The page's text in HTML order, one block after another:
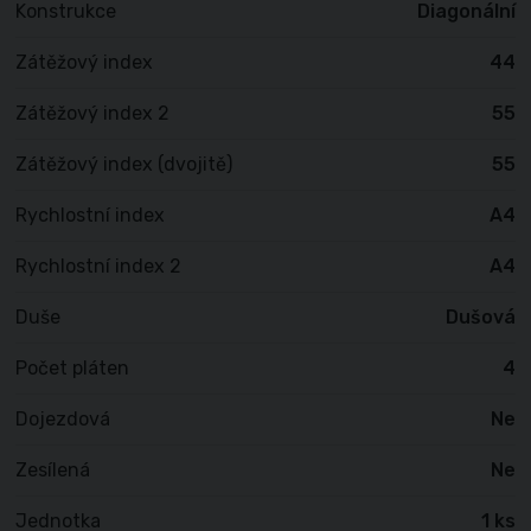
Konstrukce Diagonální
Zátěžový index 44
Zátěžový index 2 55
Zátěžový index (dvojitě) 55
Rychlostní index A4
Rychlostní index 2 A4
Duše Dušová
Počet pláten 4
Dojezdová Ne
Zesílená Ne
Jednotka 1 ks